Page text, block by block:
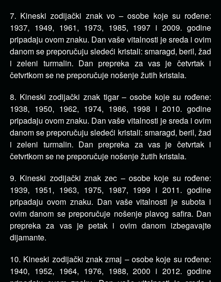
7. Kineski zodijački znak vo – osobe koje su rođene:
1937, 1949, 1961, 1973, 1985, 1997 i 2009. godine
pripadaju ovom znaku. Dan vaše vitalnosti je sreda i ovim
danom se preporučuju sledeći kristali: smaragd, beril, žad
i zeleni turmalin. Dan prepreka za vas je četvrtak i
četvrtkom se ne preporučuje nošenje žutih kristala.
8. Kineski zodijački znak tigar – osobe koje su rođene:
1938, 1950, 1962, 1974, 1986, 1998 i 2010. godine
pripadaju ovom znaku. Dan vaše vitalnosti je sreda i ovim
danom se preporučuju sledeći kristali: smaragd, beril, žad
i zeleni turmalin. Dan prepreka za vas je četvrtak i
četvrtkom se ne preporučuje nošenje žutih kristala.
9. Kineski zodijački znak zec – osobe koje su rođene:
1939, 1951, 1963, 1975, 1987, 1999 i 2011. godine
pripadaju ovom znaku. Dan vaše vitalnosti je subota i
ovim danom se preporučuje nošenje plavog safira. Dan
prepreka za vas je petak i ovim danom izbegavajte
dijamante.
10. Kineski zodijački znak zmaj – osobe koje su rođene:
1940, 1952, 1964, 1976, 1988, 2000 i 2012. godine